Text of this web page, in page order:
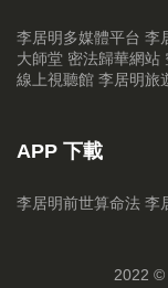
李居明多媒體平台 李
大師堂 密法歸華網站
線上視聽館 李居明旅
APP 下載
李居明前世算命法 李
2022 ©